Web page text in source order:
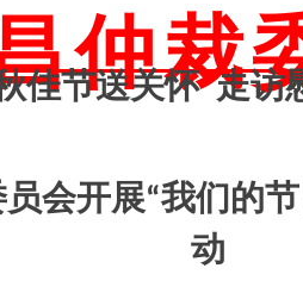
仲裁
佳节送关怀 走访
会开展“我们的节
动